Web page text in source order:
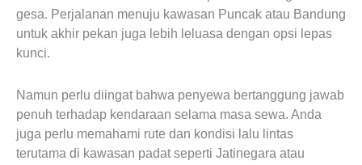
gesa. Perjalanan menuju kawasan Puncak atau Bandung
untuk akhir pekan juga lebih leluasa dengan opsi lepas
kunci.
Namun perlu diingat bahwa penyewa bertanggung jawab
penuh terhadap kendaraan selama masa sewa. Anda
juga perlu memahami rute dan kondisi lalu lintas
terutama di kawasan padat seperti Jatinegara atau